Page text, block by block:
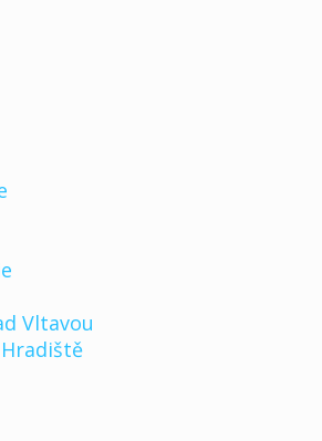
Vltavou